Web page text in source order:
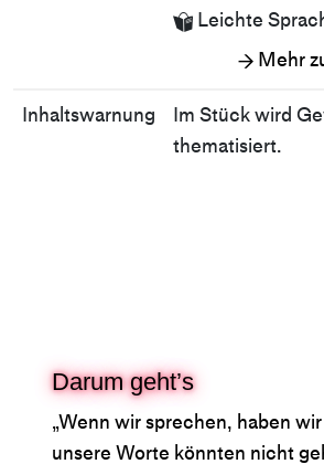
 Leichte
→ Mehr
Inhaltswarnung
Im Stück wird
thematisiert.
Darum geht’s
„Wenn wir sprechen, haben
unsere Worte könnten nicht